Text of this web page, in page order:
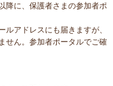
降に、保護者さまの参加者ポ
アドレスにも届きますが、
せん。参加者ポータルでご確